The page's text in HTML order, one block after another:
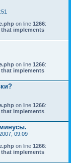
on line 1266:
that implements
on line 1266:
that implements
on line 1266:
that implements
09:09
on line 1266:
that implements